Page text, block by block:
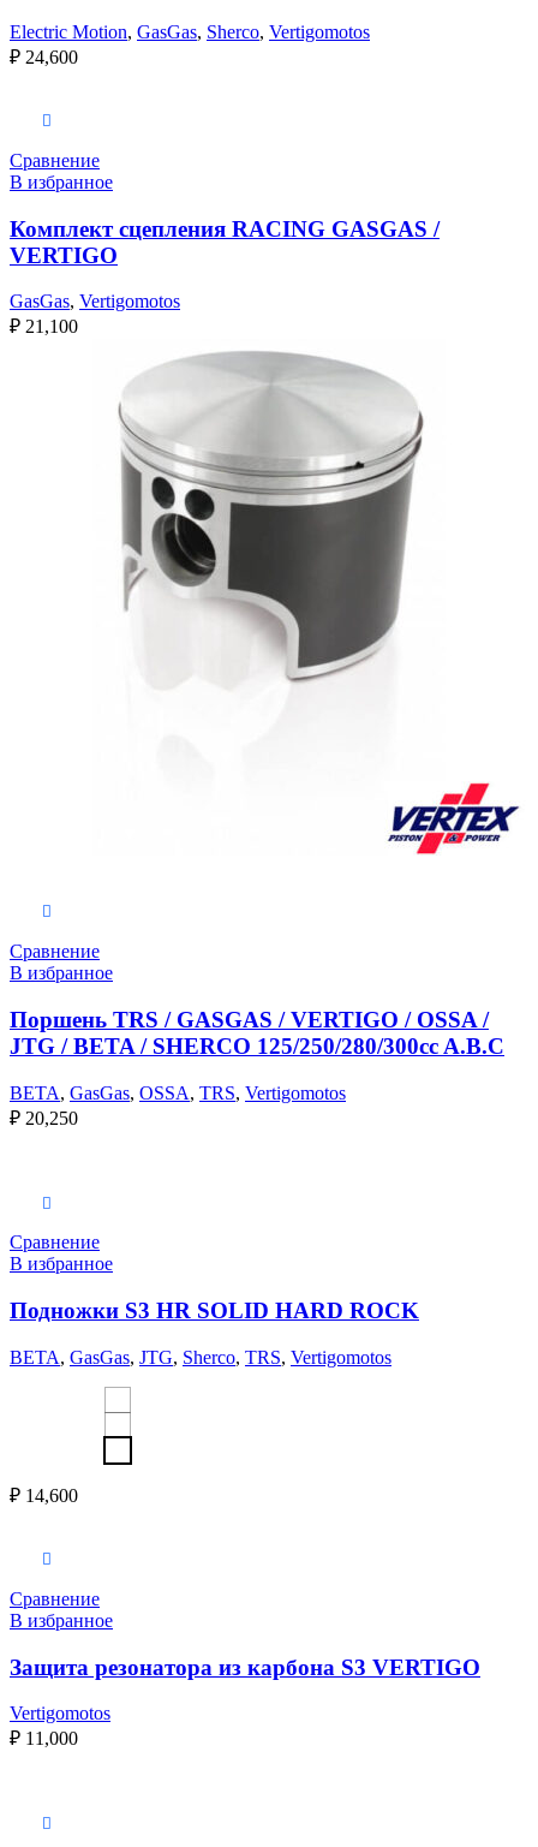
Electric Motion, GasGas, Sherco, Vertigomotos
₽ 24,600
Сравнение
В избранное
Комплект сцепления RACING GASGAS /
VERTIGO
GasGas, Vertigomotos
₽ 21,100
Сравнение
В избранное
Поршень TRS / GASGAS / VERTIGO / OSSA /
JTG / BETA / SHERCO 125/250/280/300cc A.B.C
BETA, GasGas, OSSA, TRS, Vertigomotos
₽ 20,250
Сравнение
В избранное
Подножки S3 HR SOLID HARD ROCK
BETA, GasGas, JTG, Sherco, TRS, Vertigomotos
₽ 14,600
Сравнение
В избранное
Защита резонатора из карбона S3 VERTIGO
Vertigomotos
₽ 11,000